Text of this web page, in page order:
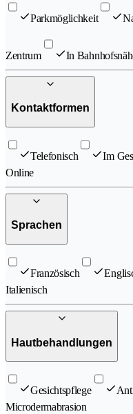
Parkmöglichkeit
Zentrum In
Kontaktformen
Telefonisch Im
Online
Sprachen
Französisch
Italienisch
Hautbehandlungen
Gesichtspflege
Microdermabrasion